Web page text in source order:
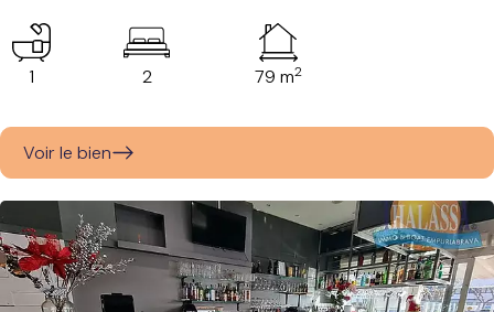
1 2 79 m2
Voir le bien